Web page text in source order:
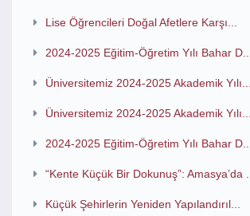
Lise Öğrencileri Doğal Afetlere Karşı...
2024-2025 Eğitim-Öğretim Yılı Bahar D...
Üniversitemiz 2024-2025 Akademik Yılı...
Üniversitemiz 2024-2025 Akademik Yılı...
2024-2025 Eğitim-Öğretim Yılı Bahar D...
“Kente Küçük Bir Dokunuş”: Amasya’da ...
Küçük Şehirlerin Yeniden Yapılandırıl...